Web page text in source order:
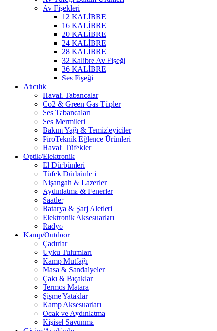
Av Fişekleri
12 KALİBRE
16 KALİBRE
20 KALİBRE
24 KALİBRE
28 KALİBRE
32 Kalibre Av Fişeği
36 KALİBRE
Ses Fişeği
Atıcılık
Havalı Tabancalar
Co2 & Green Gas Tüpler
Ses Tabancaları
Ses Mermileri
Bakım Yağı & Temizleyiciler
PiroTeknik Eğlence Ürünleri
Havalı Tüfekler
Optik/Elektronik
El Dürbünleri
Tüfek Dürbünleri
Nişangah & Lazerler
Aydınlatma & Fenerler
Saatler
Batarya & Şarj Aletleri
Elektronik Aksesuarları
Radyo
Kamp/Outdoor
Çadırlar
Uyku Tulumları
Kamp Mutfağı
Masa & Sandalyeler
Çakı & Bıçaklar
Termos Matara
Şişme Yataklar
Kamp Aksesuarları
Ocak ve Aydınlatma
Kişisel Savunma